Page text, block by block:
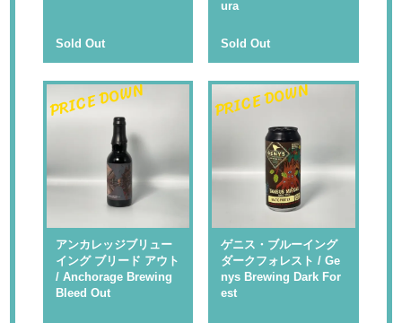
Sold Out
ura
Sold Out
PRICE DOWN
アンカレッジブリュー
イング ブリード アウト
/ Anchorage Brewing
Bleed Out
PRICE DOWN
ゲニス・ブルーイング
ダークフォレスト / Ge
nys Brewing Dark For
est